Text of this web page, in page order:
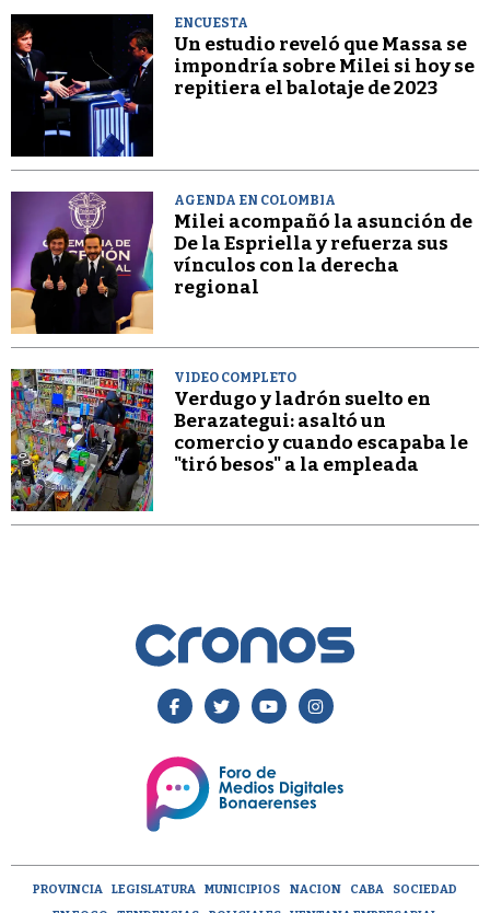
ENCUESTA
Un estudio reveló que Massa se
impondría sobre Milei si hoy se
repitiera el balotaje de 2023
AGENDA EN COLOMBIA
Milei acompañó la asunción de
De la Espriella y refuerza sus
vínculos con la derecha
regional
VIDEO COMPLETO
Verdugo y ladrón suelto en
Berazategui: asaltó un
comercio y cuando escapaba le
"tiró besos" a la empleada
PROVINCIA LEGISLATURA MUNICIPIOS NACION CABA
SOCIEDAD